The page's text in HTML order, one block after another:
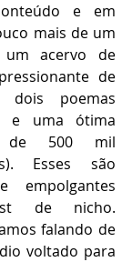
e em
mais de um
acervo de
de
poemas
e uma ótima
de 500 mil
Esses são
empolgantes
de nicho.
falando de
voltado para